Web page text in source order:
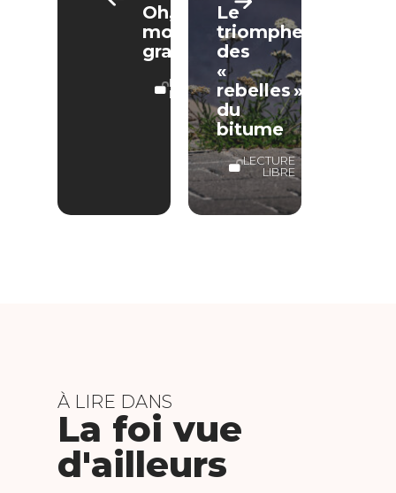
Oh,
mon
gras !
LECTURE
LIBRE
Le
triomphe
des
«
rebelles »
du
bitume
LECTURE
LIBRE
À LIRE DANS
La foi vue
d'ailleurs